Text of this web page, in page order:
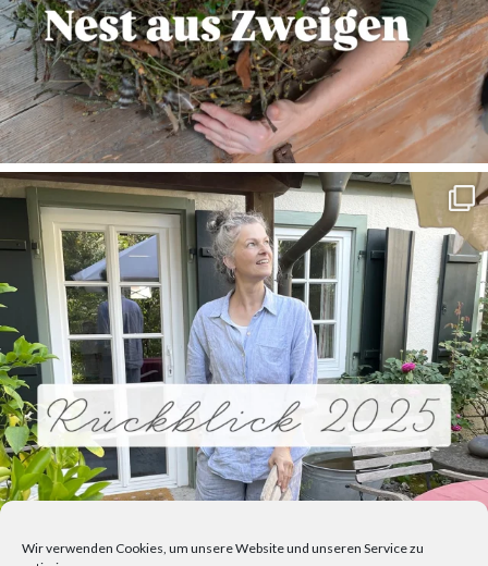
Wir verwenden Cookies, um unsere Website und unseren Service zu